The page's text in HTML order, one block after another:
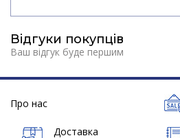
Відгуки покупців
Ваш відгук буде першим
Про нас
Доставка